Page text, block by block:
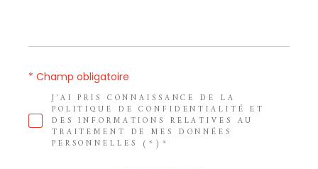
J'AI PRIS CONNAISSANCE DE LA
POLITIQUE DE CONFIDENTIALITÉ ET
DES INFORMATIONS RELATIVES AU
TRAITEMENT DE MES DONNÉES
PERSONNELLES (*)*
* Champ obligatoire